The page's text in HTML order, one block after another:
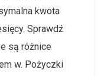
kwota
Sprawdź
są różnice
w. Pożyczki